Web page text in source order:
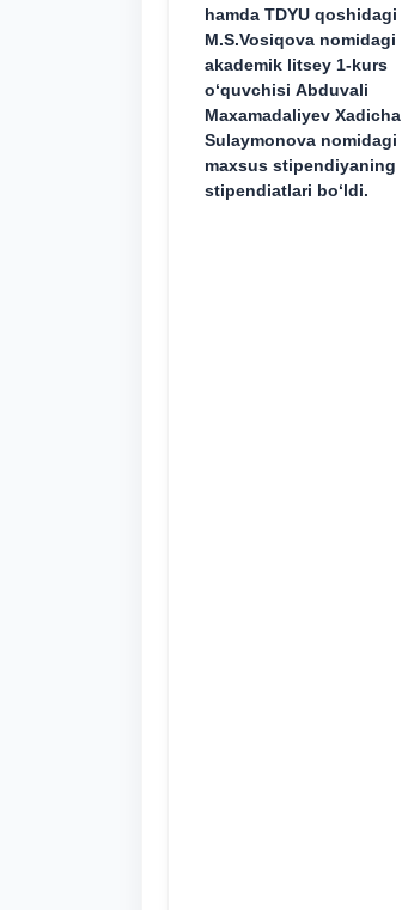
hamda TDYU qoshidagi
M.S.Vosiqova nomidagi
akademik litsey 1-kurs
o‘quvchisi Abduvali
Maxamadaliyev Xadicha
Sulaymonova nomidagi
maxsus stipendiyaning
stipendiatlari bo‘ldi.